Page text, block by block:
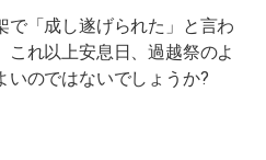
で「成し遂げられた」と言わ
これ以上安息日、過越祭のよ
いのではないでしょうか?